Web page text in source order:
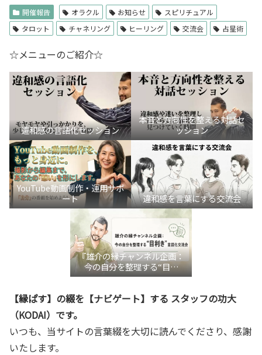
開催報告 オラクル お知らせ
スピリチュアル
タロット
チャネリング ヒーリング 交流会 占星術
☆メニューのご紹介☆
違和感の言語化セッション
本音と方向性を整える対話セ
ッション
YouTube動画制作・運用サポ
ート
違和感を言葉にする交流会
『雄介の縁チャンネル企画：
今の自分を整理する“目利
き”言語化交流会』
【縁ぱす】の綴を【ナビゲート】する スタッフの功大
（KODAI）です。
いつも、当サイトの言葉綴を大切に読んでくださり、感謝
いたします。